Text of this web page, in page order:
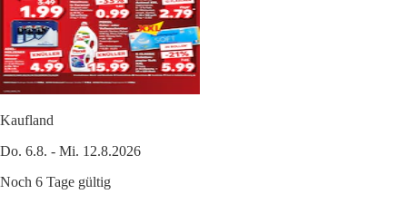
Kaufland
Do. 6.8. - Mi. 12.8.2026
Noch 6 Tage gültig